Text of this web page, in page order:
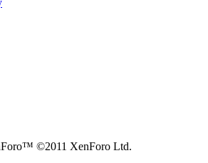
©2011 XenForo Ltd.